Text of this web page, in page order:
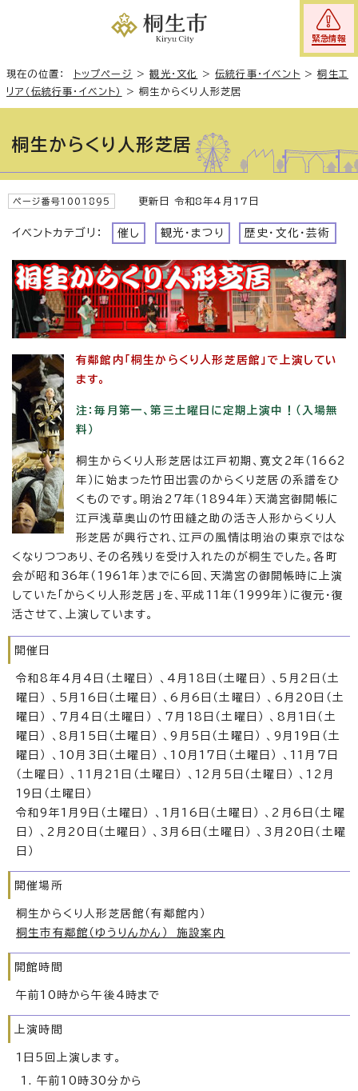
緊急情報
現在の位置： トップページ >観光・文化 >伝統行事・イベント >桐生エ
リア（伝統行事・イベント）
>桐生からくり人形芝居
桐生からくり人形芝居
ページ番号1001895 更新日 令和8年4月17日
イベントカテゴリ： 催し 観光・まつり 歴史・文化・芸術
有鄰館内「桐生からくり人形芝居館」で上演してい
ます。
注：毎月第一、第三土曜日に定期上演中！（入場無
料）
桐生からくり人形芝居は江戸初期、寛文2年（1662
年）に始まった竹田出雲のからくり芝居の系譜をひ
くものです。明治27年（1894年）天満宮御開帳に
江戸浅草奥山の竹田縫之助の活き人形からくり人
形芝居が興行され、江戸の風情は明治の東京ではな
くなりつつあり、その名残りを受け入れたのが桐生でした。各町
会が昭和36年（1961年）までに6回、天満宮の御開帳時に上演
していた「からくり人形芝居」を、平成11年（1999年）に復元・復
活させて、上演しています。
開催日
令和8年4月4日（土曜日） 、4月18日（土曜日） 、5月2日（土
曜日） 、5月16日（土曜日） 、6月6日（土曜日） 、6月20日（土
曜日） 、7月4日（土曜日） 、7月18日（土曜日） 、8月1日（土
曜日） 、8月15日（土曜日） 、9月5日（土曜日） 、9月19日（土
曜日） 、10月3日（土曜日） 、10月17日（土曜日） 、11月7日
（土曜日） 、11月21日（土曜日） 、12月5日（土曜日） 、12月
19日（土曜日）
令和9年1月9日（土曜日） 、1月16日（土曜日） 、2月6日（土曜
日） 、2月20日（土曜日） 、3月6日（土曜日） 、3月20日（土曜
日）
開催場所
桐生からくり人形芝居館（有鄰館内）
桐生市有鄰館（ゆうりんかん） 施設案内
開館時間
午前10時から午後4時まで
上演時間
1日5回上演します。
午前10時30分から